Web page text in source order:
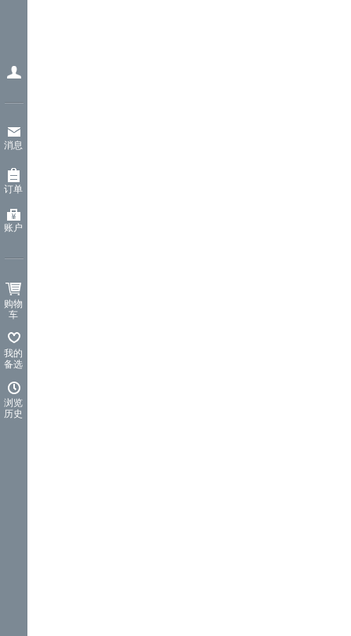
消息
订单
账户
购物
车
我的
备选
浏览
历史